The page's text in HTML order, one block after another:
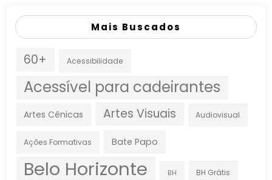
Mais Buscados
60+ Acessibilidade
Acessível para cadeirantes
Artes Cênicas Artes Visuais Audiovisual
Ações Formativas Bate Papo
Belo Horizonte BH BH Grátis